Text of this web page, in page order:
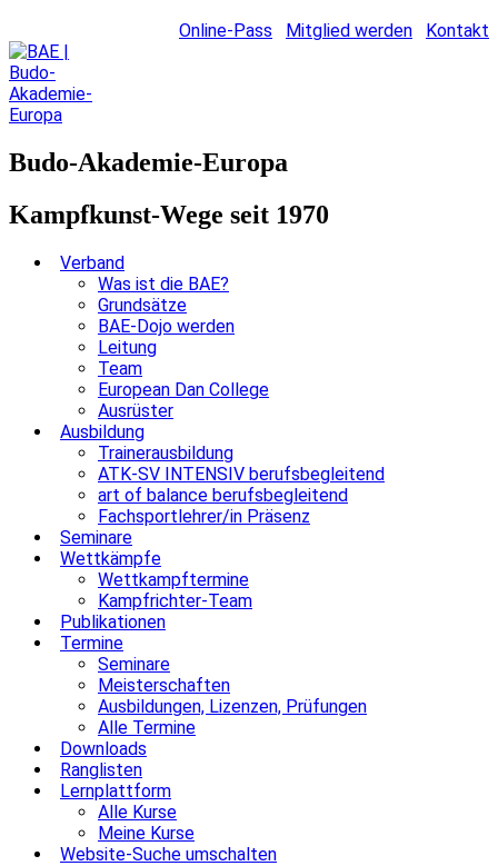
Online-Pass Mitglied werden Kontakt
Budo-Akademie-Europa
Kampfkunst-Wege seit 1970
Verband
Was ist die BAE?
Grundsätze
BAE-Dojo werden
Leitung
Team
European Dan College
Ausrüster
Ausbildung
Trainerausbildung
ATK-SV INTENSIV berufsbegleitend
art of balance berufsbegleitend
Fachsportlehrer/in Präsenz
Seminare
Wettkämpfe
Wettkampftermine
Kampfrichter-Team
Publikationen
Termine
Seminare
Meisterschaften
Ausbildungen, Lizenzen, Prüfungen
Alle Termine
Downloads
Ranglisten
Lernplattform
Alle Kurse
Meine Kurse
Website-Suche umschalten